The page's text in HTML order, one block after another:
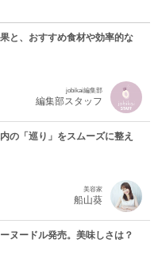
と、おすすめ食材や効率的な
jobikai編集部
編集部スタッフ
の「巡り」をスムーズに整え
美容家
船山葵
ヌードル発売。美味しさは？